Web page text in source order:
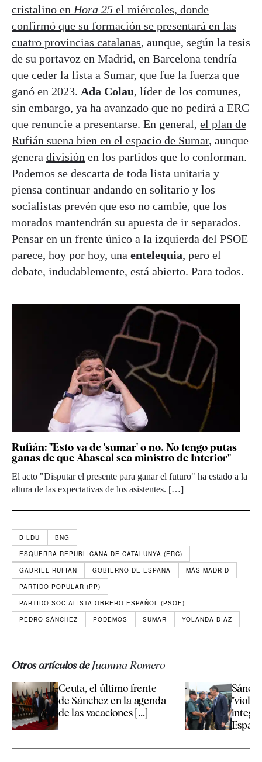
cristalino en Hora 25 el miércoles, donde
confirmó que su formación se presentará en las
cuatro provincias catalanas, aunque, según la tesis
de su portavoz en Madrid, en Barcelona tendría
que ceder la lista a Sumar, que fue la fuerza que
ganó en 2023. Ada Colau, líder de los comunes,
sin embargo, ya ha avanzado que no pedirá a ERC
que renuncie a presentarse. En general, el plan de
Rufián suena bien en el espacio de Sumar, aunque
genera división en los partidos que lo conforman.
Podemos se descarta de toda lista unitaria y
piensa continuar andando en solitario y los
socialistas prevén que eso no cambie, que los
morados mantendrán su apuesta de ir separados.
Pensar en un frente único a la izquierda del PSOE
parece, hoy por hoy, una entelequia, pero el
debate, indudablemente, está abierto. Para todos.
Rufián: "Esto va de 'sumar' o no. No tengo putas
ganas de que Abascal sea ministro de Interior"
El acto "Disputar el presente para ganar el futuro" ha estado a la
altura de las expectativas de los asistentes. […]
BILDU
BNG
ESQUERRA REPUBLICANA DE CATALUNYA (ERC)
GABRIEL RUFIÁN
GOBIERNO DE ESPAÑA
MÁS MADRID
PARTIDO POPULAR (PP)
PARTIDO SOCIALISTA OBRERO ESPAÑOL (PSOE)
PEDRO SÁNCHEZ
PODEMOS SUMAR YOLANDA DÍAZ
Otros artículos deJuanma Romero
Ceuta, el último frente
de Sánchez en la agenda
de las vacaciones [...]